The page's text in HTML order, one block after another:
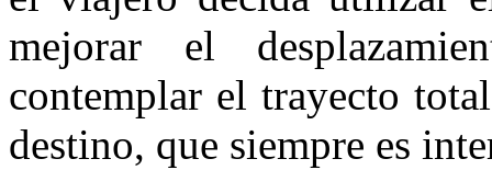
mejorar el
contemplar el trayecto
destino, que siempre es